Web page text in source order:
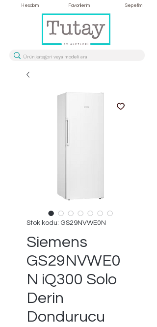
Hesabım Favorilerim Sepetim
Stok kodu: GS29NVWE0N
Siemens
GS29NVWE0
N iQ300 Solo
Derin
Dondurucu